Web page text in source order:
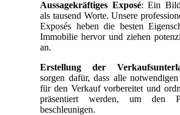
Aussagekräftiges Exposé: Ein
als tausend Worte. Unsere
Exposés heben die besten
Immobilie hervor und ziehen
an.
Erstellung der
sorgen dafür, dass alle
für den Verkauf vorbereitet und
präsentiert werden, um den
beschleunigen.